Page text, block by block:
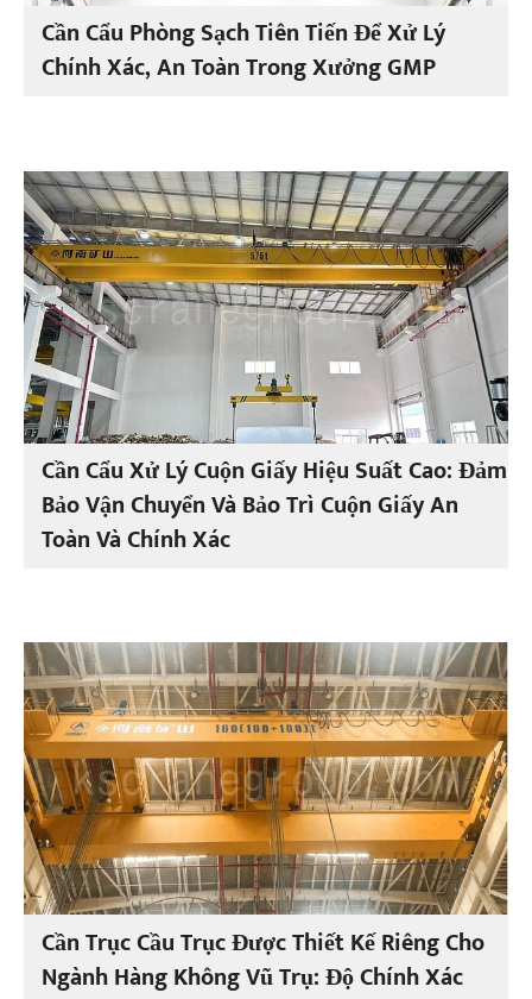
Cần Cẩu Phòng Sạch Tiên Tiến Để Xử Lý
Chính Xác, An Toàn Trong Xưởng GMP
Cần Cẩu Xử Lý Cuộn Giấy Hiệu Suất Cao: Đảm
Bảo Vận Chuyển Và Bảo Trì Cuộn Giấy An
Toàn Và Chính Xác
Cần Trục Cầu Trục Được Thiết Kế Riêng Cho
Ngành Hàng Không Vũ Trụ: Độ Chính Xác